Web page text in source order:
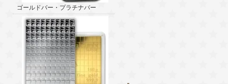
ゴールドバー・プラチナバー